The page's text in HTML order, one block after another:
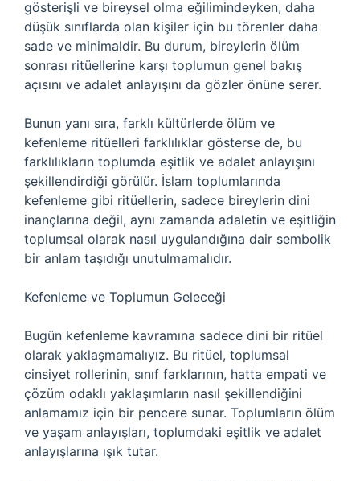
gösterişli ve bireysel olma eğilimindeyken, daha
düşük sınıflarda olan kişiler için bu törenler daha
sade ve minimaldir. Bu durum, bireylerin ölüm
sonrası ritüellerine karşı toplumun genel bakış
açısını ve adalet anlayışını da gözler önüne serer.
Bunun yanı sıra, farklı kültürlerde ölüm ve
kefenleme ritüelleri farklılıklar gösterse de, bu
farklılıkların toplumda eşitlik ve adalet anlayışını
şekillendirdiği görülür. İslam toplumlarında
kefenleme gibi ritüellerin, sadece bireylerin dini
inançlarına değil, aynı zamanda adaletin ve eşitliğin
toplumsal olarak nasıl uygulandığına dair sembolik
bir anlam taşıdığı unutulmamalıdır.
Kefenleme ve Toplumun Geleceği
Bugün kefenleme kavramına sadece dini bir ritüel
olarak yaklaşmamalıyız. Bu ritüel, toplumsal
cinsiyet rollerinin, sınıf farklarının, hatta empati ve
çözüm odaklı yaklaşımların nasıl şekillendiğini
anlamamız için bir pencere sunar. Toplumların ölüm
ve yaşam anlayışları, toplumdaki eşitlik ve adalet
anlayışlarına ışık tutar.